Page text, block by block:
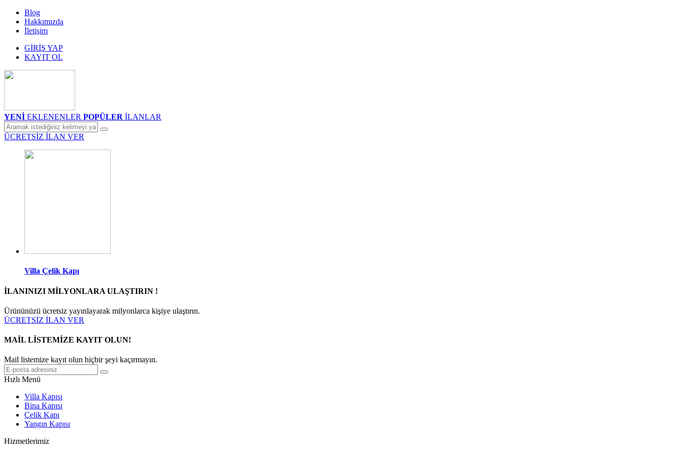
Blog
Hakkımızda
İletişim
GİRİŞ YAP
KAYIT OL
YENİ EKLENENLER POPÜLER İLANLAR
ÜCRETSİZ İLAN VER
Villa Çelik Kapı
İLANINIZI MİLYONLARA ULAŞTIRIN !
Ürününüzü ücretsiz yayınlayarak milyonlarca kişiye ulaştırın.
ÜCRETSİZ İLAN VER
MAİL LİSTEMİZE KAYIT OLUN!
Mail listemize kayıt olun hiçbir şeyi kaçırmayın.
Hızlı Menü
Villa Kapısı
Bina Kapısı
Çelik Kapı
Yangın Kapısı
Hizmetlerimiz